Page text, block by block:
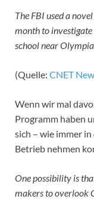
The FBI used a
month to
school near
(Quelle: CNET
Wenn wir mal
Programm haben
sich – wie immer in
Betrieb nehmen
One possibility is
makers to overlook